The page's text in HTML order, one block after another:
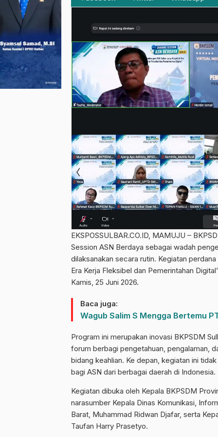
EKSPOSSULBAR.CO.ID, MAMUJU –
Session ASN Berdaya sebagai wadah
dilaksanakan secara rutin. Kegiatan
Era Kerja Fleksibel dan Pemerintahan
Kamis, 25 Juni 2026.
Baca juga:
Wagub Salim S Mengga Bertemu
Program ini merupakan inovasi BKPSDM
forum berbagi pengetahuan, pengalaman,
bidang keahlian. Ke depan, kegiatan ini
bagi ASN dari berbagai daerah di Indonesia.
Kegiatan dibuka oleh Kepala BKPSDM
narasumber Kepala Dinas Komunikasi,
Barat, Muhammad Ridwan Djafar, serta
Taufan Harry Prasetyo.